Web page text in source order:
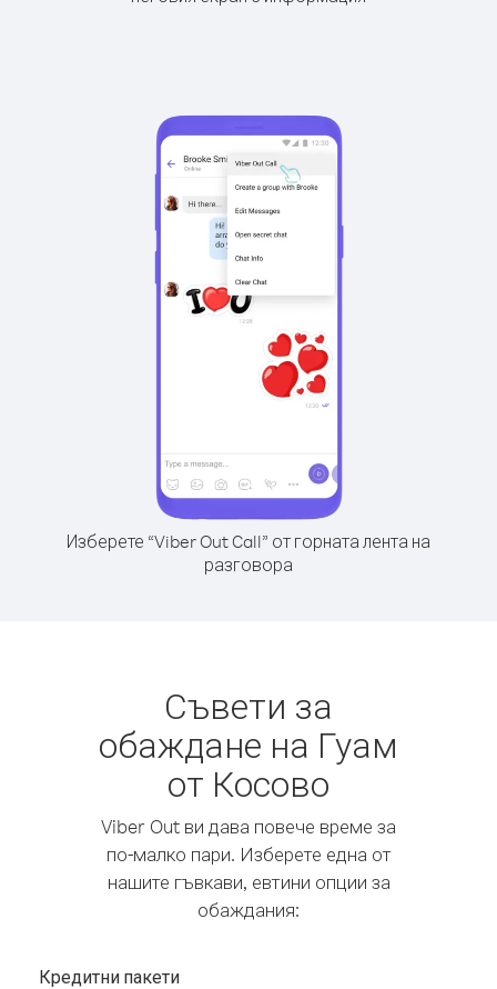
Изберете “Viber Out Call” от горната лента на
разговора
Съвети за
обаждане на Гуам
от Косово
Viber Out ви дава повече време за
по-малко пари. Изберете една от
нашите гъвкави, евтини опции за
обаждания:
Кредитни пакети